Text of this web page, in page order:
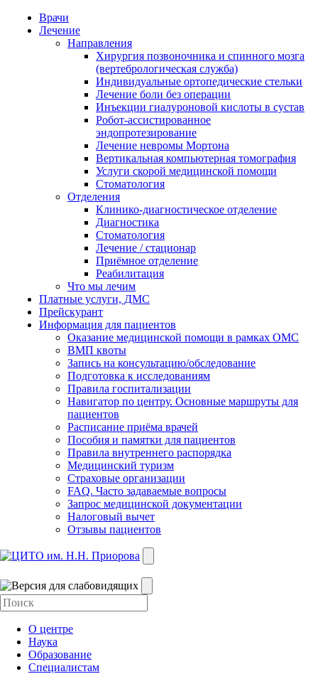
Врачи
Лечение
Направления
Хирургия позвоночника и спинного мозга
(вертебрологическая служба)
Индивидуальные ортопедические стельки
Лечение боли без операции
Инъекции гиалуроновой кислоты в сустав
Робот-ассистированное
эндопротезирование
Лечение невромы Мортона
Вертикальная компьютерная томография
Услуги скорой медицинской помощи
Стоматология
Отделения
Клинико-диагностическое отделение
Диагностика
Стоматология
Лечение / стационар
Приёмное отделение
Реабилитация
Что мы лечим
Платные услуги, ДМС
Прейскурант
Информация для пациентов
Оказание медицинской помощи в рамках ОМС
ВМП квоты
Запись на консультацию/обследование
Подготовка к исследованиям
Правила госпитализации
Навигатор по центру. Основные маршруты для
пациентов
Расписание приёма врачей
Пособия и памятки для пациентов
Правила внутреннего распорядка
Медицинский туризм
Страховые организации
FAQ. Часто задаваемые вопросы
Запрос медицинской документации
Налоговый вычет
Отзывы пациентов
О центре
Наука
Образование
Специалистам